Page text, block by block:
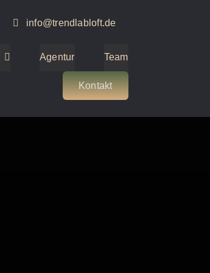
info@trendlabloft.de
Agentur Team
Kontakt